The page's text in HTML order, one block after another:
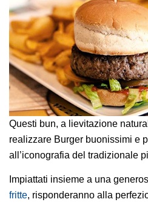
Questi bun, a lievitazione
realizzare Burger buonissimi e
all’iconografia del tradizionale
Impiattati insieme a una
fritte, risponderanno alla